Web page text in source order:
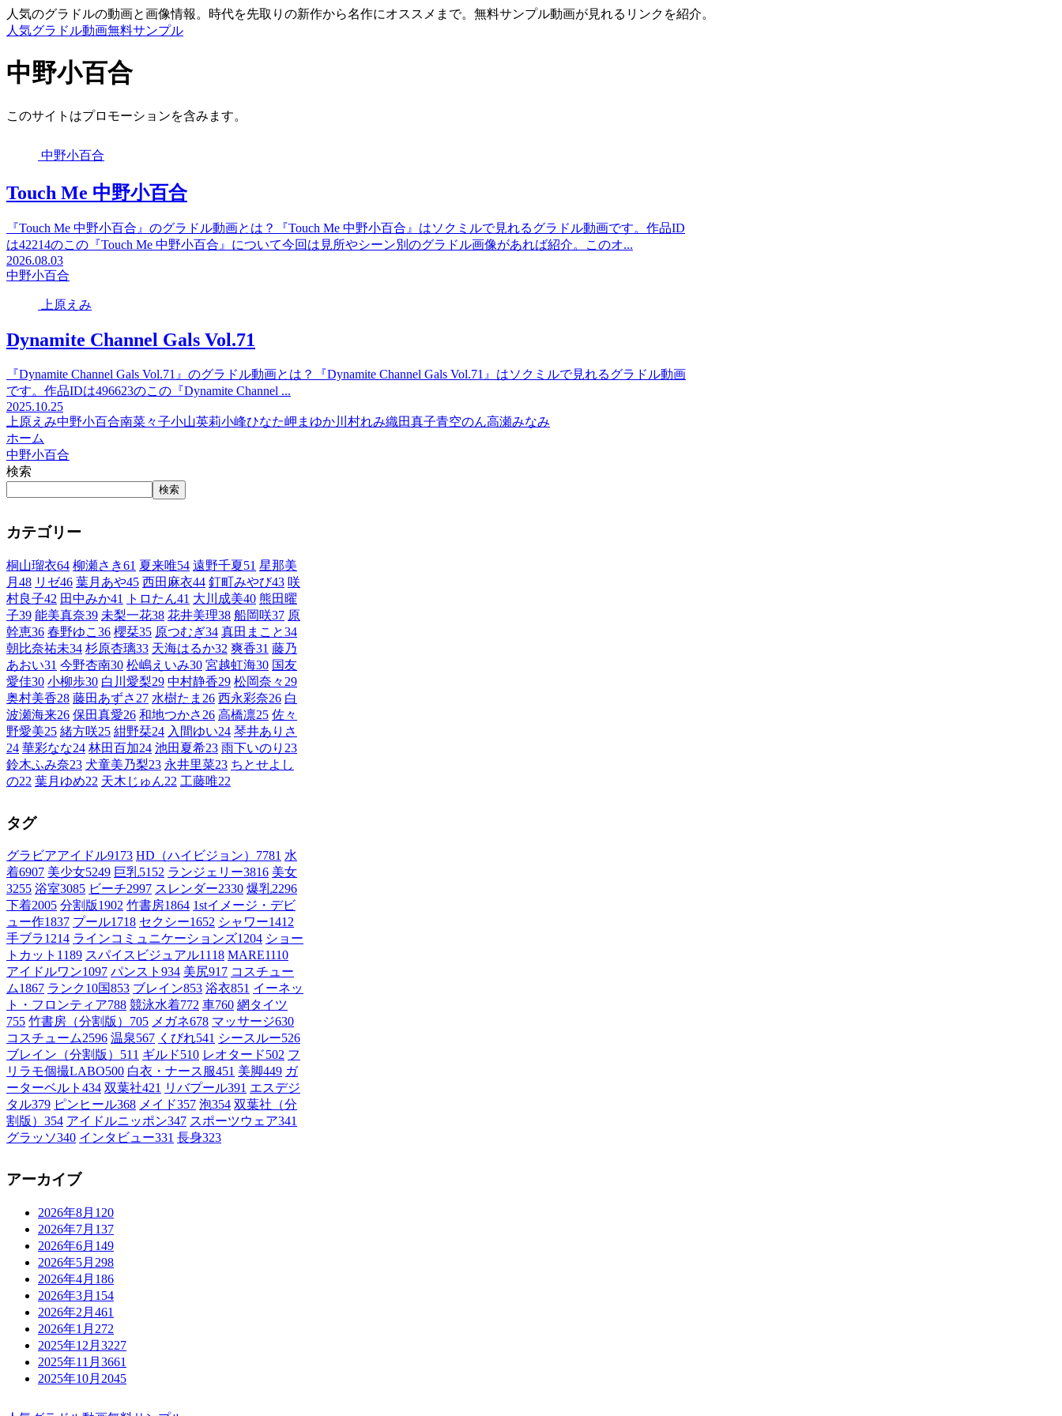
人気のグラドルの動画と画像情報。時代を先取りの新作から名作にオススメまで。無料サンプル動画が見れるリンクを紹介。
人気グラドル動画無料サンプル
中野小百合
このサイトはプロモーションを含みます。
中野小百合
Touch Me 中野小百合
『Touch Me 中野小百合』のグラドル動画とは？『Touch Me 中野小百合』はソクミルで見れるグラドル動画です。作品ID
は42214のこの『Touch Me 中野小百合』について今回は見所やシーン別のグラドル画像があれば紹介。このオ...
2026.08.03
中野小百合
上原えみ
Dynamite Channel Gals Vol.71
『Dynamite Channel Gals Vol.71』のグラドル動画とは？『Dynamite Channel Gals Vol.71』はソクミルで見れるグラドル動画
です。作品IDは496623のこの『Dynamite Channel ...
2025.10.25
上原えみ中野小百合南菜々子小山英莉小峰ひなた岬まゆか川村れみ織田真子青空のん高瀬みなみ
ホーム
中野小百合
検索
検索
カテゴリー
桐山瑠衣64 柳瀬さき61 夏来唯54 遠野千夏51 星那美
月 48 リゼ46 葉月あや45 西田麻衣44 釘町みやび43 咲
村良子42 田中みか41 トロたん41 大川成美40 熊田曜
子39 能美真奈39 未梨一花38 花井美理38 船岡咲37 原
幹恵36 春野ゆこ 36 櫻栞35 原つむぎ34 真田まこと34
朝比奈祐未34 杉原杏璃33 天海はるか32 爽香31 藤乃
あおい31 今野杏南30 松嶋えいみ30 宮越虹海30 国友
愛佳30 小柳歩30 白川愛梨29 中村静香29 松岡奈々 29
奥村美香28 藤田あずさ 27 水樹たま 26 西永彩奈26 白
波瀬海来26 保田真愛26 和地つかさ 26 高橋凛25 佐々
野愛美25 緒方咲25 紺野栞24 入間ゆい24 琴井ありさ
24 華彩なな24 林田百加24 池田夏希23 雨下いのり 23
鈴木ふみ奈23 犬童美乃梨23 永井里菜23 ちとせよし
の22 葉月ゆめ22 天木じゅん22 工藤唯22
タグ
グラビアアイドル9173 HD（ハイビジョン） 7781 水
着6907 美少女5249 巨乳5152 ランジェリー3816 美女
3255 浴室3085 ビーチ2997 スレンダー2330 爆乳2296
下着2005 分割版1902 竹書房1864 1stイメージ・デビ
ュー作1837 プール1718 セクシー1652 シャワー1412
手ブラ1214 ラインコミュニケーションズ1204 ショー
トカット 1189 スパイスビジュアル1118 MARE1110
アイドルワン1097 パンスト 934 美尻917 コスチュー
ム1867 ランク10国853 ブレイン853 浴衣851 イーネッ
ト・フロンティア788 競泳水着772 車760 網タイツ
755 竹書房（分割版） 705 メガネ678 マッサージ630
コスチューム2596 温泉567 くびれ541 シースルー526
ブレイン（分割版） 511 ギルド510 レオタード502 フ
リラモ個撮LABO500 白衣・ナース服451 美脚449 ガ
ーターベルト 434 双葉社421 リバプール391 エスデジ
タル379 ピンヒール368 メイド357 泡354 双葉社（分
割版） 354 アイドルニッポン347 スポーツウェア341
グラッソ340 インタビュー331 長身323
アーカイブ
2026年8月 120
2026年7月 137
2026年6月 149
2026年5月 298
2026年4月 186
2026年3月 154
2026年2月 461
2026年1月 272
2025年12月 3227
2025年11月 3661
2025年10月 2045